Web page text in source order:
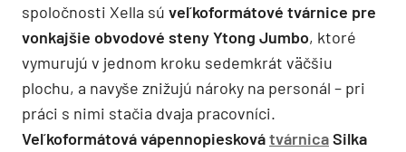
spoločnosti Xella sú veľkoformátové tvárnice pre
vonkajšie obvodové steny Ytong Jumbo, ktoré
vymurujú v jednom kroku sedemkrát väčšiu
plochu, a navyše znižujú nároky na personál – pri
práci s nimi stačia dvaja pracovníci.
Veľkoformátová vápennopieskovátvárnicaSilka